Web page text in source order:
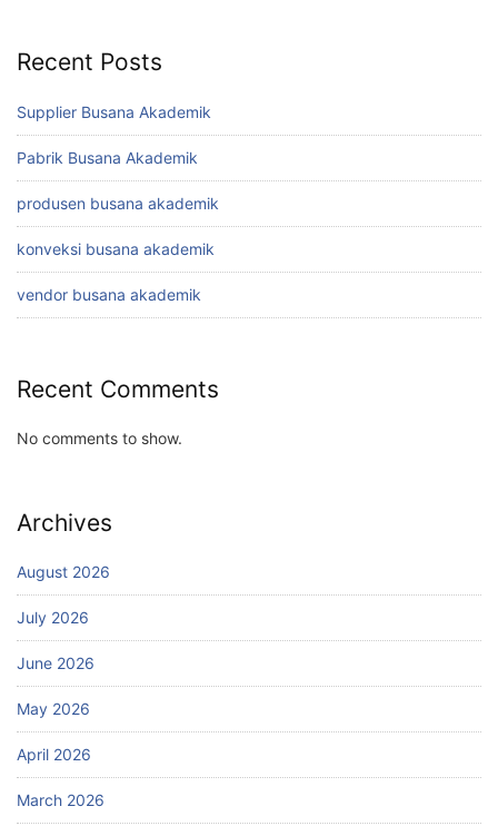
Recent Posts
Supplier Busana Akademik
Pabrik Busana Akademik
produsen busana akademik
konveksi busana akademik
vendor busana akademik
Recent Comments
No comments to show.
Archives
August 2026
July 2026
June 2026
May 2026
April 2026
March 2026